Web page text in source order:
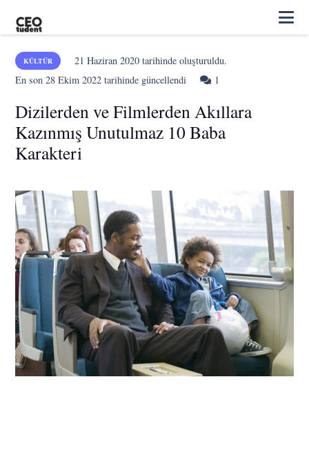
KÜLTÜR 21 Haziran 2020tarihinde oluşturuldu.
En son28 Ekim 2022 tarihinde güncellendi 1
Dizilerden ve Filmlerden Akıllara
Kazınmış Unutulmaz 10 Baba
Karakteri